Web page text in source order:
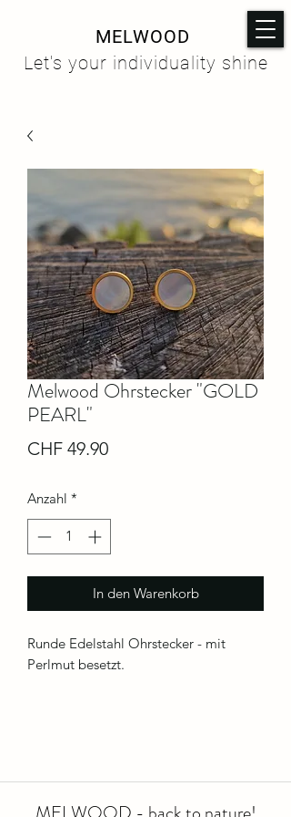
MELWOOD
Let's your individuality shine
Melwood Ohrstecker "GOLD
PEARL"
CHF 49.90Preis
Anzahl *
In den Warenkorb
Runde Edelstahl Ohrstecker - mit
Perlmut besetzt.